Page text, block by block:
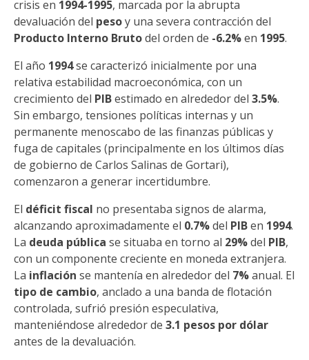
crisis en 1994-1995, marcada por la abrupta
devaluación del pesoy una severa contracción del
Producto Interno Brutodel orden de -6.2%en 1995.
El año 1994se caracterizó inicialmente por una
relativa estabilidad macroeconómica, con un
crecimiento del PIBestimado en alrededor del 3.5%.
Sin embargo, tensiones políticas internas y un
permanente menoscabo de las finanzas públicas y
fuga de capitales (principalmente en los últimos días
de gobierno de Carlos Salinas de Gortari),
comenzaron a generar incertidumbre.
El déficit fiscal no presentaba signos de alarma,
alcanzando aproximadamente el 0.7%del PIBen 1994.
La deuda pública se situaba en torno al 29%del PIB,
con un componente creciente en moneda extranjera.
La inflación se mantenía en alrededor del 7%anual. El
tipo de cambio, anclado a una banda de flotación
controlada, sufrió presión especulativa,
manteniéndose alrededor de 3.1 pesos por dólar
antes de la devaluación.